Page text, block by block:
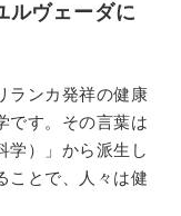
ルヴェーダに
ランカ発祥の健康
です。その言葉は
学）」から派生し
ことで、人々は健